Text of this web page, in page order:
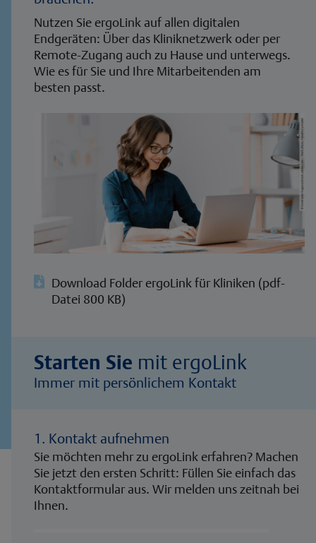
Nutzen Sie ergoLink auf allen digitalen
Endgeräten: Über das Kliniknetzwerk oder per
Remote-Zugang auch zu Hause und unterwegs.
Wie es für Sie und Ihre Mitarbeitenden am
besten passt.
 Download Folder ergoLink für Kliniken (pdf-
Datei 800 KB)
Starten Sie mit ergoLink
Immer mit persönlichem Kontakt
1. Kontakt aufnehmen
Sie möchten mehr zu ergoLink erfahren? Machen
Sie jetzt den ersten Schritt: Füllen Sie einfach das
Kontaktformular aus. Wir melden uns zeitnah bei
Ihnen.